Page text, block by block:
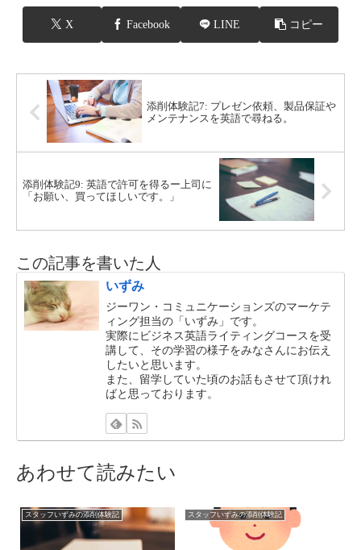
X Facebook LINE コピー
添削体験記7: プレゼン依頼、製品保証や
メンテナンスを英語で尋ねる。
添削体験記9: 英語で許可を得るー上司に
「お願い、買ってほしいです。」
この記事を書いた人
いずみ
ジーワン・コミュニケーションズのマーケテ
ィング担当の「いずみ」です。
実際にビジネス英語ライティングコースを受
講して、その学習の様子をみなさんにお伝え
したいと思います。
また、留学していた頃のお話もさせて頂けれ
ばと思っております。
あわせて読みたい
スタッフいずみの添削体験記 スタッフいずみの添削体験記